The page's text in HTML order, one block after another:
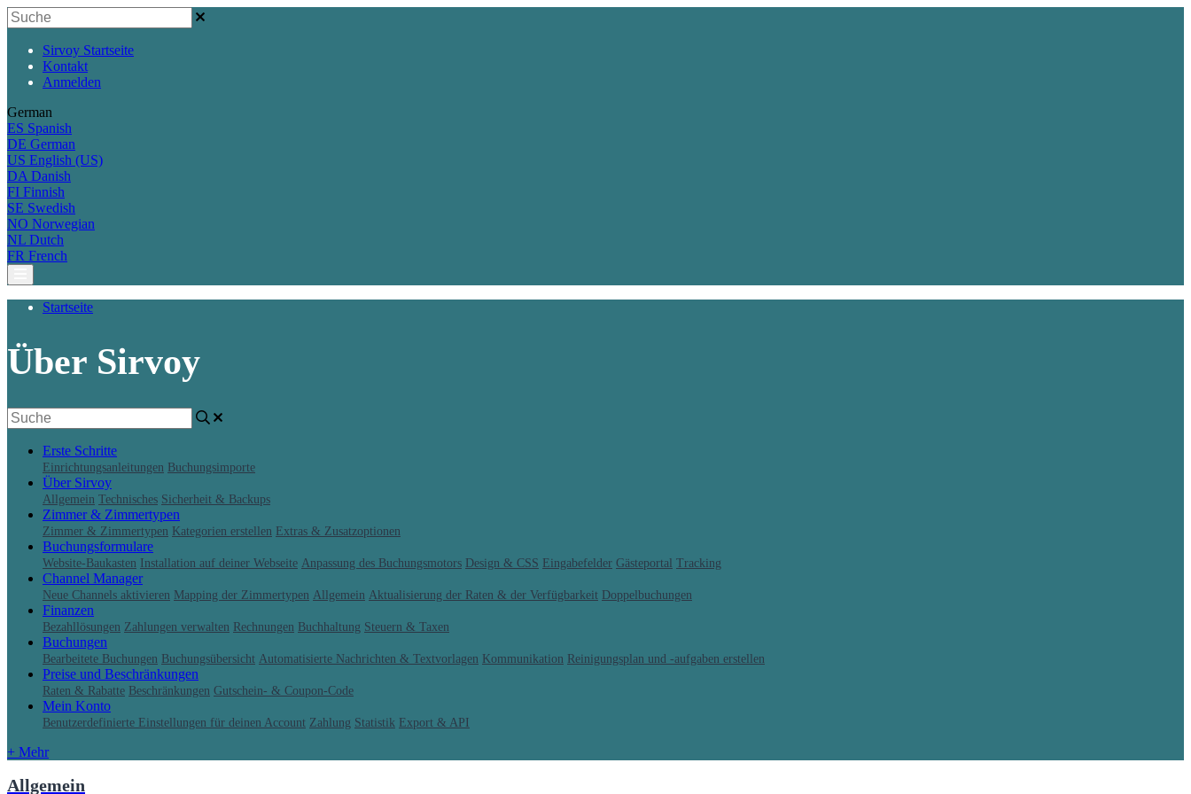
Sirvoy Startseite
Kontakt
Anmelden
German
ES Spanish
DE German
US English (US)
DA Danish
FI Finnish
SE Swedish
NO Norwegian
NL Dutch
FR French
Startseite
Über Sirvoy
Erste Schritte
Einrichtungsanleitungen Buchungsimporte
Über Sirvoy
Allgemein Technisches Sicherheit & Backups
Zimmer & Zimmertypen
Zimmer & Zimmertypen Kategorien erstellen Extras & Zusatzoptionen
Buchungsformulare
Website-Baukasten Installation auf deiner Webseite Anpassung des Buchungsmotors Design & CSS Eingabefelder Gästeportal Tracking
Channel Manager
Neue Channels aktivieren Mapping der Zimmertypen Allgemein Aktualisierung der Raten & der Verfügbarkeit Doppelbuchungen
Finanzen
Bezahllösungen Zahlungen verwalten Rechnungen Buchhaltung Steuern & Taxen
Buchungen
Bearbeitete Buchungen Buchungsübersicht Automatisierte Nachrichten & Textvorlagen Kommunikation Reinigungsplan und -aufgaben erstellen
Preise und Beschränkungen
Raten & Rabatte Beschränkungen Gutschein- & Coupon-Code
Mein Konto
Benutzerdefinierte Einstellungen für deinen Account Zahlung Statistik Export & API
+ Mehr
Allgemein